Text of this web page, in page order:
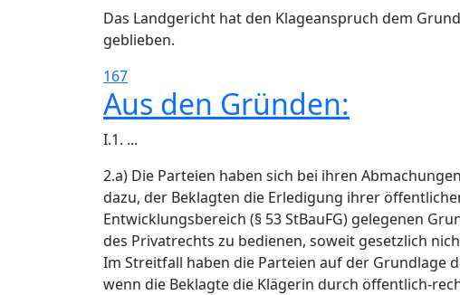
Das Landgericht hat den Klageanspruch dem
geblieben.
167
Aus den Gründen:
I.1. ...
2.a) Die Parteien haben sich bei ihren
dazu, der Beklagten die Erledigung ihrer
Entwicklungsbereich (§ 53 StBauFG) gelegenen
des Privatrechts zu bedienen, soweit gesetzlich
Im Streitfall haben die Parteien auf der Grundlage
wenn die Beklagte die Klägerin durch öffentlich-